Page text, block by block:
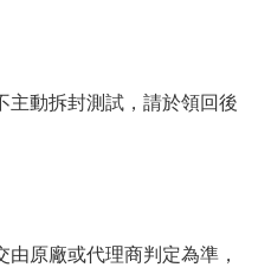
主動拆封測試，請於領回後
原廠或代理商判定為準，